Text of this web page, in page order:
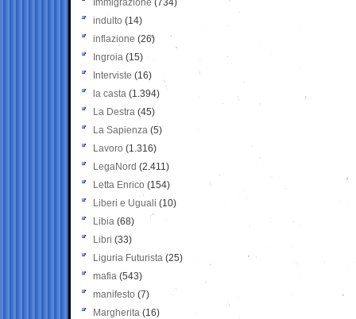
Immigrazione (734)
indulto (14)
inflazione (26)
Ingroia (15)
Interviste (16)
la casta (1.394)
La Destra (45)
La Sapienza (5)
Lavoro (1.316)
LegaNord (2.411)
Letta Enrico (154)
Liberi e Uguali (10)
Libia (68)
Libri (33)
Liguria Futurista (25)
mafia (543)
manifesto (7)
Margherita (16)